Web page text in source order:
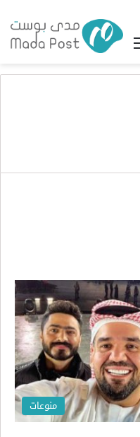
منوعات